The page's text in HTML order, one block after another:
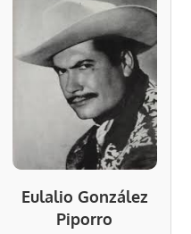
Eulalio González
Piporro